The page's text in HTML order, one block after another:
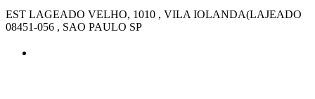
EST LAGEADO VELHO, 1010 , VILA IOLANDA(LAJEADO
08451-056 , SAO PAULO SP